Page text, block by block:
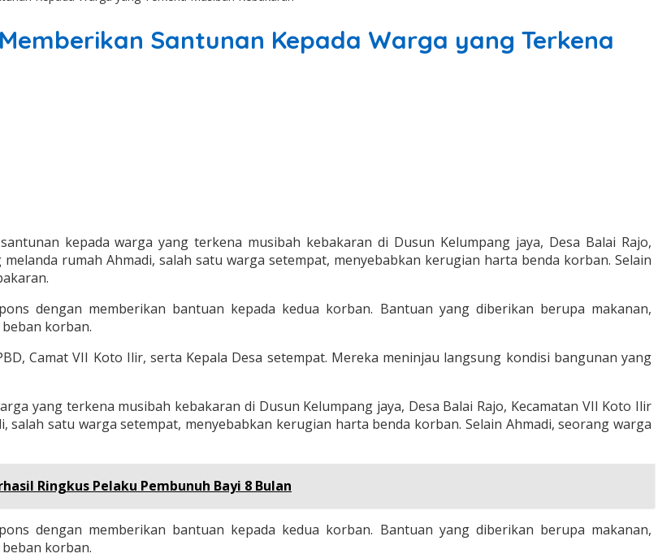
Santunan Kepada Warga yang Terkena
kepada warga yang terkena musibah kebakaran di Dusun Kelumpang jaya, Desa Balai Rajo,
rumah Ahmadi, salah satu warga setempat, menyebabkan kerugian harta benda korban. Selain
dengan memberikan bantuan kepada kedua korban. Bantuan yang diberikan berupa makanan,
korban.
Camat VII Koto Ilir, serta Kepala Desa setempat. Mereka meninjau langsung kondisi bangunan yang
yang terkena musibah kebakaran di Dusun Kelumpang jaya, Desa Balai Rajo, Kecamatan VII Koto Ilir
salah satu warga setempat, menyebabkan kerugian harta benda korban. Selain Ahmadi, seorang warga
Ringkus Pelaku Pembunuh Bayi 8 Bulan
dengan memberikan bantuan kepada kedua korban. Bantuan yang diberikan berupa makanan,
korban.